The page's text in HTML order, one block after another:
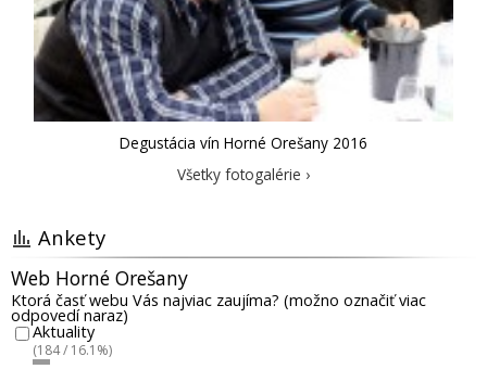
Degustácia vín Horné Orešany 2016
Všetky fotogalérie ›
Ankety
Web Horné Orešany
Ktorá časť webu Vás najviac zaujíma? (možno označiť viac
odpovedí naraz)
Aktuality
(184 / 16.1%)